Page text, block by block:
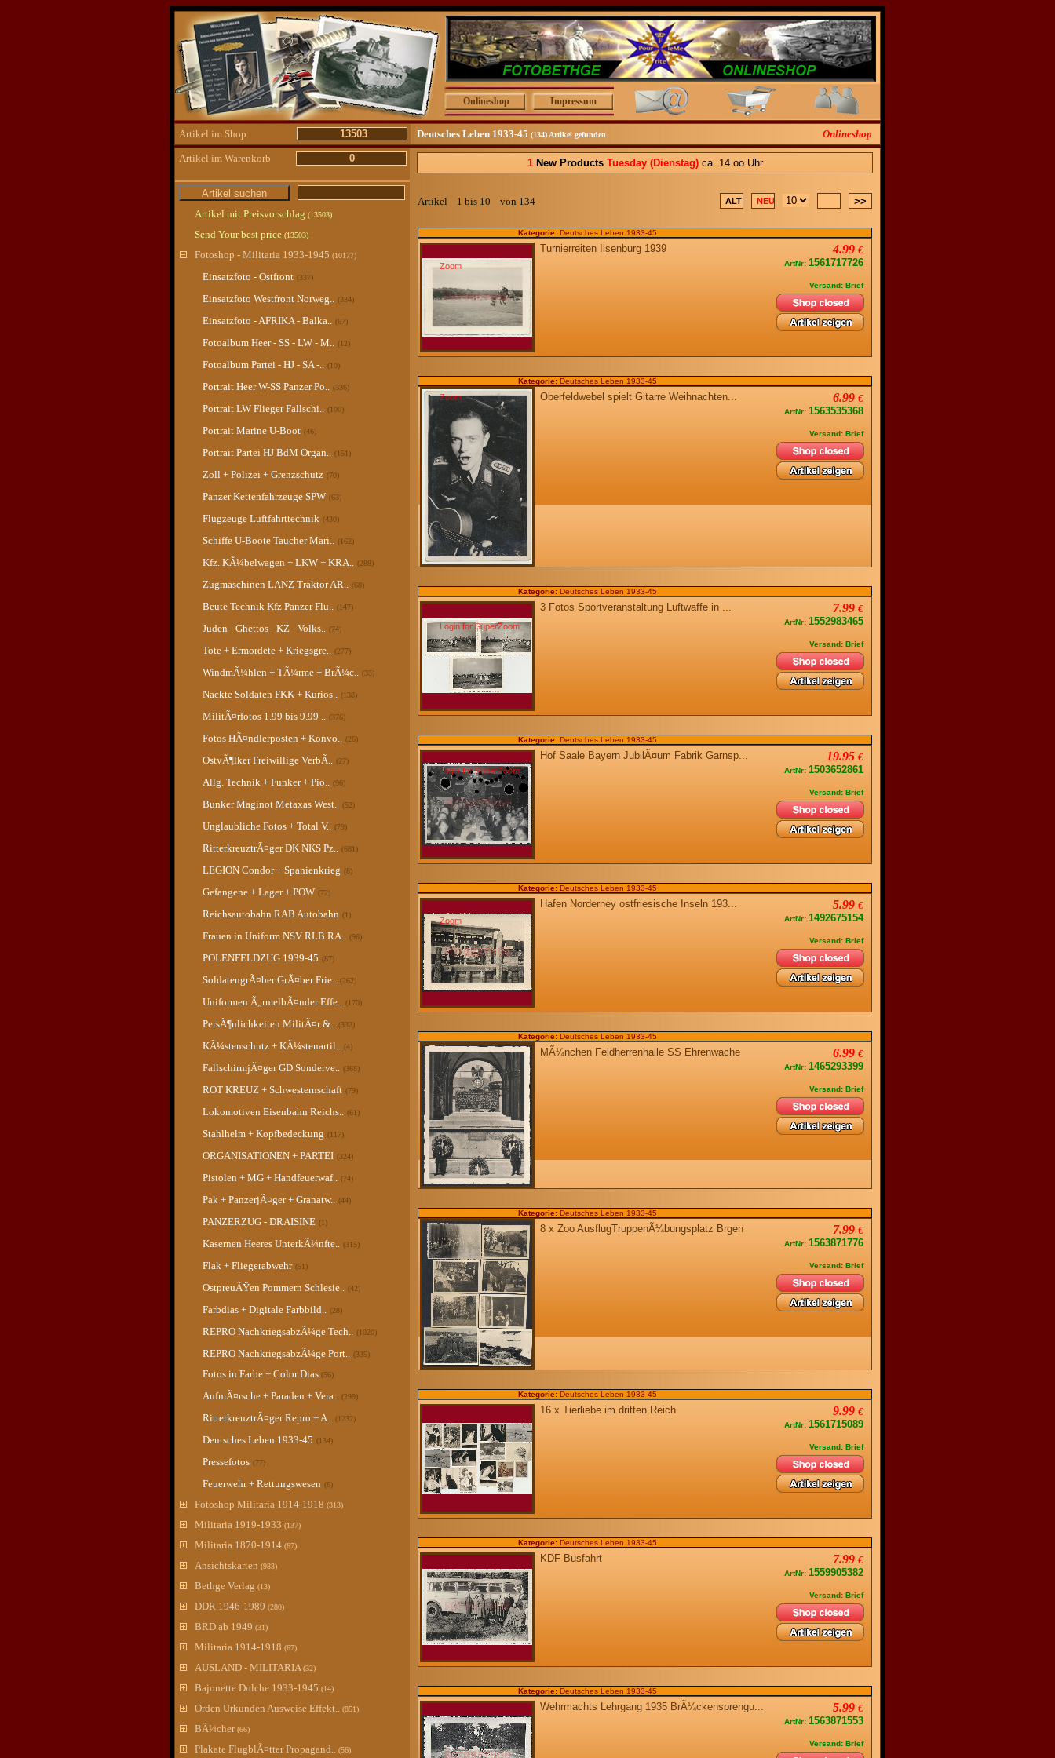
Onlineshop Impressum
Artikel im Shop: 13503 Deutsches Leben 1933-45 (134) Artikel gefunden Onlineshop
Artikel im Warenkorb 0
Artikel mit Preisvorschlag (13503)
Send Your best price (13503)
Fotoshop - Militaria 1933-1945 (10177)
Einsatzfoto - Ostfront (337)
Einsatzfoto Westfront Norweg.. (334)
Einsatzfoto - AFRIKA - Balka.. (67)
Fotoalbum Heer - SS - LW - M.. (12)
Fotoalbum Partei - HJ - SA -.. (10)
Portrait Heer W-SS Panzer Po.. (336)
Portrait LW Flieger Fallschi.. (100)
Portrait Marine U-Boot (46)
Portrait Partei HJ BdM Organ.. (151)
Zoll + Polizei + Grenzschutz (70)
Panzer Kettenfahrzeuge SPW (63)
Flugzeuge Luftfahrttechnik (430)
Schiffe U-Boote Taucher Mari.. (162)
Kfz. KÃ¼belwagen + LKW + KRA.. (288)
Zugmaschinen LANZ Traktor AR.. (68)
Beute Technik Kfz Panzer Flu.. (147)
Juden - Ghettos - KZ - Volks.. (74)
Tote + Ermordete + Kriegsgre.. (277)
WindmÃ¼hlen + TÃ¼rme + BrÃ¼c.. (35)
Nackte Soldaten FKK + Kurios.. (138)
MilitÃ¤rfotos 1.99 bis 9.99 .. (376)
Fotos HÃ¤ndlerposten + Konvo.. (26)
OstvÃ¶lker Freiwillige VerbÃ.. (27)
Allg. Technik + Funker + Pio.. (96)
Bunker Maginot Metaxas West.. (52)
Unglaubliche Fotos + Total V.. (79)
RitterkreuztrÃ¤ger DK NKS Pz.. (681)
LEGION Condor + Spanienkrieg (8)
Gefangene + Lager + POW (72)
Reichsautobahn RAB Autobahn (1)
Frauen in Uniform NSV RLB RA.. (96)
POLENFELDZUG 1939-45 (87)
SoldatengrÃ¤ber GrÃ¤ber Frie.. (262)
Uniformen Ã„rmelbÃ¤nder Effe.. (170)
PersÃ¶nlichkeiten MilitÃ¤r &.. (332)
KÃ¼stenschutz + KÃ¼stenartil.. (4)
FallschirmjÃ¤ger GD Sonderve.. (368)
ROT KREUZ + Schwesternschaft (79)
Lokomotiven Eisenbahn Reichs.. (61)
Stahlhelm + Kopfbedeckung (117)
ORGANISATIONEN + PARTEI (324)
Pistolen + MG + Handfeuerwaf.. (74)
Pak + PanzerjÃ¤ger + Granatw.. (44)
PANZERZUG - DRAISINE (1)
Kasernen Heeres UnterkÃ¼nfte.. (315)
Flak + Fliegerabwehr (51)
OstpreuÃŸen Pommern Schlesie.. (42)
Farbdias + Digitale Farbbild.. (28)
REPRO NachkriegsabzÃ¼ge Tech.. (1020)
REPRO NachkriegsabzÃ¼ge Port.. (335)
Fotos in Farbe + Color Dias (56)
AufmÃ¤rsche + Paraden + Vera.. (299)
RitterkreuztrÃ¤ger Repro + A.. (1232)
Deutsches Leben 1933-45 (134)
Pressefotos (77)
Feuerwehr + Rettungswesen (6)
Fotoshop Militaria 1914-1918 (313)
Militaria 1919-1933 (137)
Militaria 1870-1914 (67)
Ansichtskarten (983)
Bethge Verlag (13)
DDR 1946-1989 (280)
BRD ab 1949 (31)
Militaria 1914-1918 (67)
AUSLAND - MILITARIA (32)
Bajonette Dolche 1933-1945 (14)
Orden Urkunden Ausweise Effekt.. (851)
BÃ¼cher (66)
Plakate FlugblÃ¤tter Propagand.. (56)
1 New Products Tuesday (Dienstag)ca. 14.oo Uhr
Artikel 1 bis 10 von 134
Kategorie: Deutsches Leben 1933-45
Zoom
Turnierreiten Ilsenburg 1939 4.99 €
ArtNr: 1561717726
Versand: Brief
Kategorie: Deutsches Leben 1933-45
Zoom Oberfeldwebel spielt Gitarre Weihnachten... 6.99 €
ArtNr: 1563535368
Versand: Brief
Kategorie: Deutsches Leben 1933-45
Login for SuperZoom
3 Fotos Sportveranstaltung Luftwaffe in ... 7.99 €
ArtNr: 1552983465
Versand: Brief
Kategorie: Deutsches Leben 1933-45
Login for SuperZoom
Hof Saale Bayern JubilÃ¤um Fabrik Garnsp... 19.95 €
ArtNr: 1503652861
Versand: Brief
Kategorie: Deutsches Leben 1933-45
Zoom
Hafen Norderney ostfriesische Inseln 193... 5.99 €
ArtNr: 1492675154
Versand: Brief
Kategorie: Deutsches Leben 1933-45
MÃ¼nchen Feldherrenhalle SS Ehrenwache 6.99 €
ArtNr: 1465293399
Versand: Brief
Kategorie: Deutsches Leben 1933-45
8 x Zoo AusflugTruppenÃ¼bungsplatz Brgen 7.99 €
ArtNr: 1563871776
Versand: Brief
Kategorie: Deutsches Leben 1933-45
16 x Tierliebe im dritten Reich 9.99 €
ArtNr: 1561715089
Versand: Brief
Kategorie: Deutsches Leben 1933-45
KDF Busfahrt 7.99 €
ArtNr: 1559905382
Versand: Brief
Kategorie: Deutsches Leben 1933-45
Wehrmachts Lehrgang 1935 BrÃ¼ckensprengu... 5.99 €
ArtNr: 1563871553
Versand: Brief